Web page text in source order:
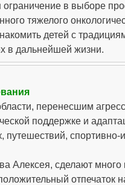
в выборе
тяжелого
детей с
в дальнейшей жизни.
перенесшим
поддержке и
путешествий,
Алексея, сделают
отпечаток